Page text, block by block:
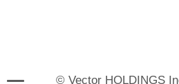
© Vector HOLDINGS